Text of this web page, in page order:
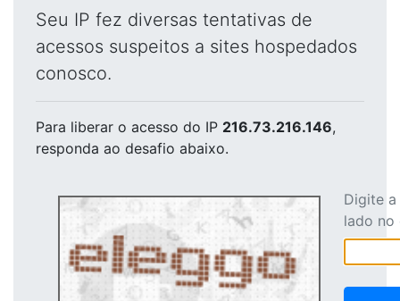
Seu IP fez diversas tentativas de
acessos suspeitos a sites hospedados
conosco.
Para liberar o acesso do IP 216.73.216.146,
responda ao desafio abaixo.
Digite
lado no